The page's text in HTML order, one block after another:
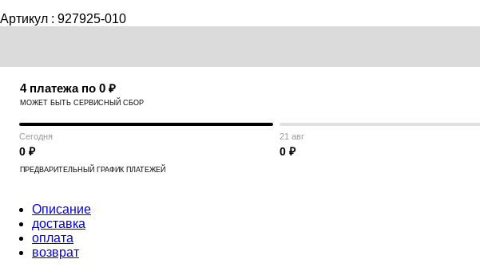
Артикул : 927925-010
4 платежа по 0 ₽
МОЖЕТ БЫТЬ СЕРВИСНЫЙ СБОР
Сегодня
0 ₽
21 авг
0 ₽
ПРЕДВАРИТЕЛЬНЫЙ ГРАФИК ПЛАТЕЖЕЙ
Описание
доставка
оплата
возврат